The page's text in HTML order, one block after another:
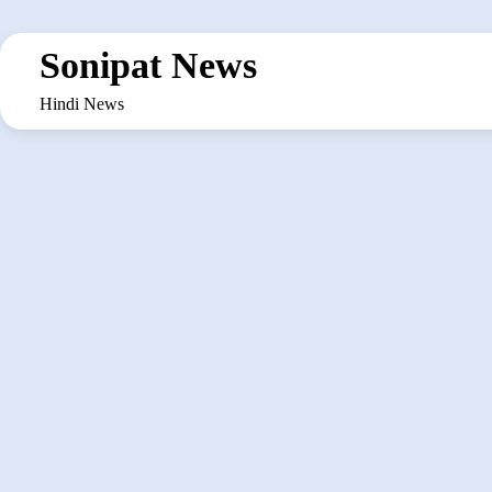
to
contentSonipat News
Hindi News